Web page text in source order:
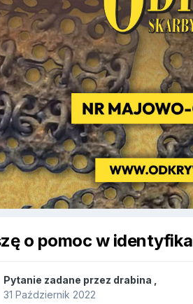
o pomoc w
Pytanie zadane przez drabina
31 Październik 2022